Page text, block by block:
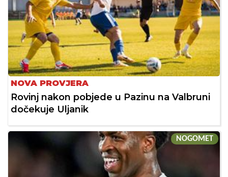
NOVA PROVJERA
Rovinj nakon pobjede u Pazinu na Valbruni
dočekuje Uljanik
NOGOMET